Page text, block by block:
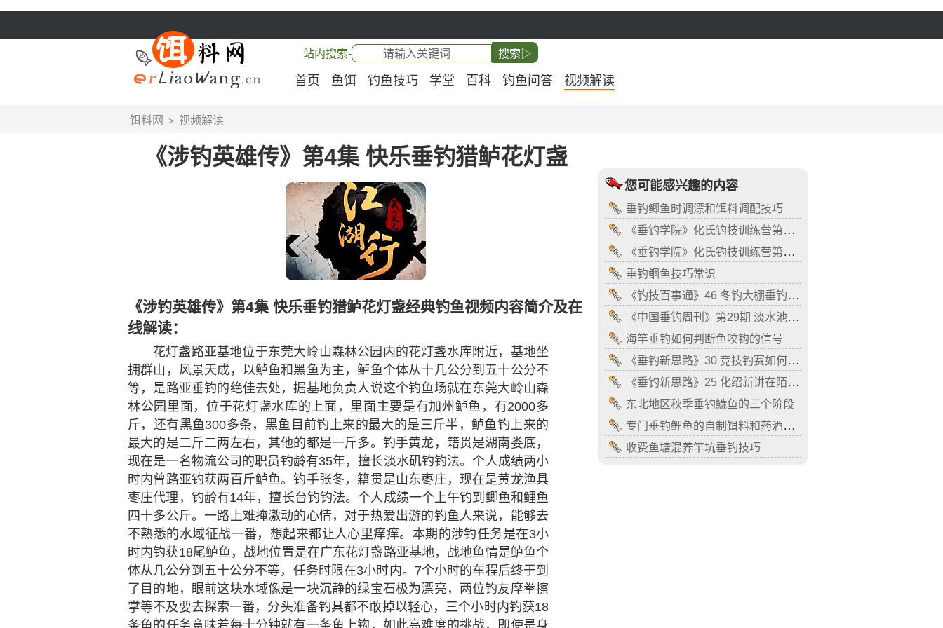
站内搜索- 搜索▷
首页 鱼饵 钓鱼技巧 学堂 百科 钓鱼问答 视频解读
饵料网 > 视频解读
《涉钓英雄传》第4集 快乐垂钓猎鲈花灯盏
《涉钓英雄传》第4集 快乐垂钓猎鲈花灯盏经典钓鱼视频内容简介及在
线解读：
花灯盏路亚基地位于东莞大岭山森林公园内的花灯盏水库附近，基地坐
拥群山，风景天成，以鲈鱼和黑鱼为主，鲈鱼个体从十几公分到五十公分不
等，是路亚垂钓的绝佳去处，据基地负责人说这个钓鱼场就在东莞大岭山森
林公园里面，位于花灯盏水库的上面，里面主要是有加州鲈鱼，有2000多
斤，还有黑鱼300多条，黑鱼目前钓上来的最大的是三斤半，鲈鱼钓上来的
最大的是二斤二两左右，其他的都是一斤多。钓手黄龙，籍贯是湖南娄底，
现在是一名物流公司的职员钓龄有35年，擅长淡水矶钓钓法。个人成绩两小
时内曾路亚钓获两百斤鲈鱼。钓手张冬，籍贯是山东枣庄，现在是黄龙渔具
枣庄代理，钓龄有14年，擅长台钓钓法。个人成绩一个上午钓到鲫鱼和鲤鱼
四十多公斤。一路上难掩激动的心情，对于热爱出游的钓鱼人来说，能够去
不熟悉的水域征战一番，想起来都让人心里痒痒。本期的涉钓任务是在3小
时内钓获18尾鲈鱼，战地位置是在广东花灯盏路亚基地，战地鱼情是鲈鱼个
体从几公分到五十公分不等，任务时限在3小时内。7个小时的车程后终于到
了目的地，眼前这块水域像是一块沉静的绿宝石极为漂亮，两位钓友摩拳擦
掌等不及要去探索一番，分头准备钓具都不敢掉以轻心，三个小时内钓获18
条鱼的任务意味着每十分钟就有一条鱼上钩，如此高难度的挑战，即使是身
您可能感兴趣的内容
垂钓鲫鱼时调漂和饵料调配技巧
《垂钓学院》化氏钓技训练营第三季26 化绍新讲如何作钓底栖鲟鱼
《垂钓学院》化氏钓技训练营第三季19 化绍新讲解不同种类钓竿的特性
垂钓鲴鱼技巧常识
《钓技百事通》46 冬钓大棚垂钓小鲫鱼技巧(下)
《中国垂钓周刊》第29期 淡水池钓最高规格比赛＂王中王大师争霸赛＂
海竿垂钓如何判断鱼咬钩的信号
《垂钓新思路》30 竞技钓赛如何保持好饵料的状态
《垂钓新思路》25 化绍新讲在陌生水库垂钓鲤鱼
东北地区秋季垂钓鱥鱼的三个阶段
专门垂钓鲤鱼的自制饵料和药酒配方
收费鱼塘混养竿坑垂钓技巧